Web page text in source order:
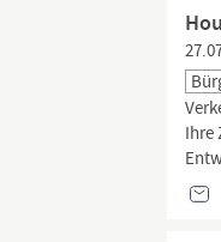
Ihre